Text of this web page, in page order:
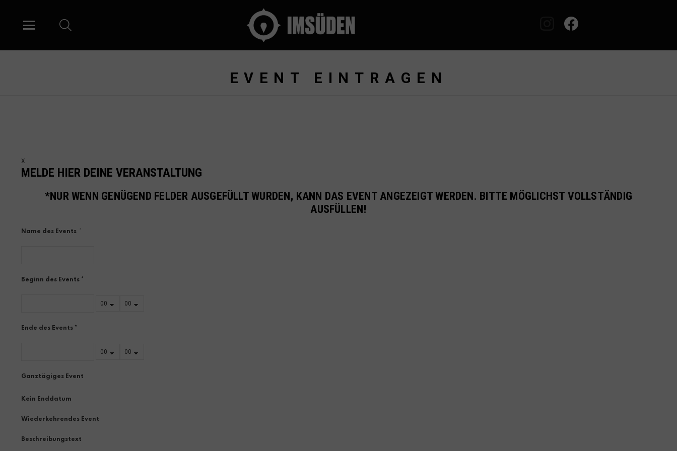
EVENT EINTRAGEN
X
MELDE HIER DEINE VERANSTALTUNG
*NUR WENN GENÜGEND FELDER AUSGEFÜLLT WURDEN, KANN DAS EVENT ANGEZEIGT WERDEN. BITTE MÖGLICHST VOLLSTÄNDIG
AUSFÜLLEN!
Name des Events *
Beginn des Events *
Ende des Events *
Ganztägiges Event
Kein Enddatum
Wiederkehrendes Event
Beschreibungstext